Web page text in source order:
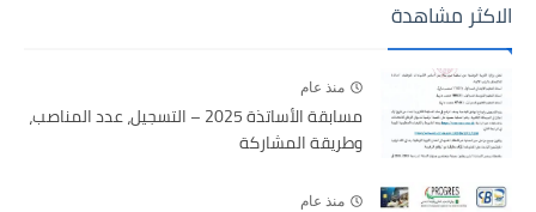
الاكثر مشاهدة
منذ عام
مسابقة الأساتذة 2025 – التسجيل، عدد المناصب،
وطريقة المشاركة
منذ عام